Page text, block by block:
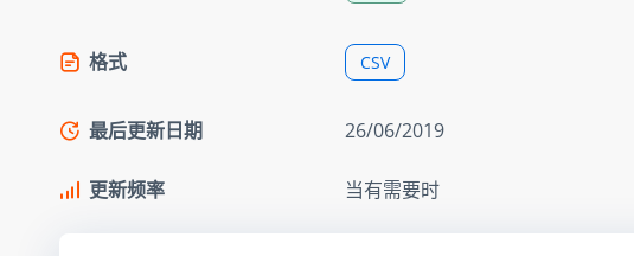
格式 CSV
最后更新日期 26/06/2019
更新频率 当有需要时